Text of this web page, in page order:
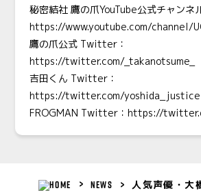
秘密結社 鷹の爪YouTube公式チャンネ
https://www.youtube.com/channel/
鷹の爪公式 Twitter：
https://twitter.com/_takanotsume_
吉田くん Twitter：
https://twitter.com/yoshida_justice
FROGMAN Twitter： https://
NEWS